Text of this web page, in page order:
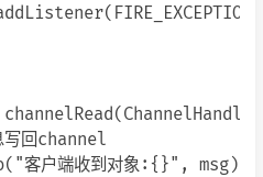
回channel
客户端收到对象:{}", msg);